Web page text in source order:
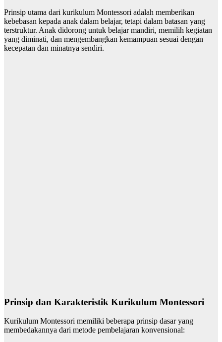
Prinsip utama dari kurikulum Montessori adalah memberikan
kebebasan kepada anak dalam belajar, tetapi dalam batasan yang
terstruktur. Anak didorong untuk belajar mandiri, memilih kegiatan
yang diminati, dan mengembangkan kemampuan sesuai dengan
kecepatan dan minatnya sendiri.
Prinsip dan Karakteristik Kurikulum Montessori
Kurikulum Montessori memiliki beberapa prinsip dasar yang
membedakannya dari metode pembelajaran konvensional: